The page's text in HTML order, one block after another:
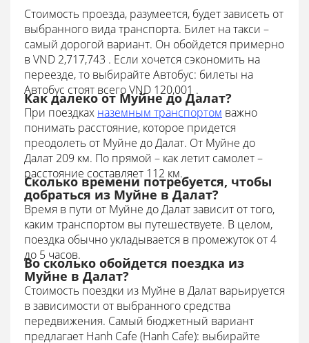
Стоимость проезда, разумеется, будет зависеть от
выбранного вида транспорта. Билет на такси –
самый дорогой вариант. Он обойдется примерно
в VND 2,717,743 . Если хочется сэкономить на
переезде, то выбирайте Автобус: билеты на
Автобус стоят всего VND 120,001 .
Как далеко от Муйне до Далат?
При поездках наземным транспортом важно
понимать расстояние, которое придется
преодолеть от Муйне до Далат. От Муйне до
Далат 209 км. По прямой – как летит самолет –
расстояние составляет 112 км.
Сколько времени потребуется, чтобы
добраться из Муйне в Далат?
Время в пути от Муйне до Далат зависит от того,
каким транспортом вы путешествуете. В целом,
поездка обычно укладывается в промежуток от 4
до 5 часов.
Во сколько обойдется поездка из
Муйне в Далат?
Стоимость поездки из Муйне в Далат варьируется
в зависимости от выбранного средства
передвижения. Самый бюджетный вариант
предлагает Hanh Cafe (Hanh Cafe): выбирайте